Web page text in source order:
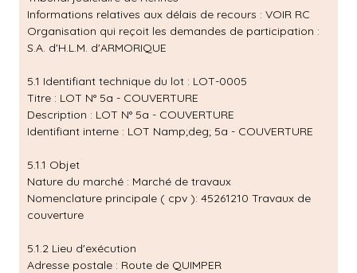
Informations relatives aux délais de recours : VOIR RC
Organisation qui reçoit les demandes de participation :
S.A. d'H.L.M. d'ARMORIQUE
5.1 Identifiant technique du lot : LOT-0005
Titre : LOT N° 5a - COUVERTURE
Description : LOT N° 5a - COUVERTURE
Identifiant interne : LOT Namp;deg; 5a - COUVERTURE
5.1.1 Objet
Nature du marché : Marché de travaux
Nomenclature principale ( cpv ): 45261210 Travaux de
couverture
5.1.2 Lieu d'exécution
Adresse postale : Route de QUIMPER